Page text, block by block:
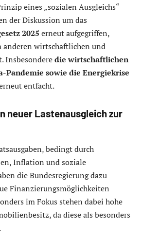
eines „sozialen Ausgleichs“
der Diskussion um das
2025 erneut aufgegriffen,
wirtschaftlichen und
Insbesonderedie wirtschaftlichen
Pandemie sowie die Energiekrise
entfacht.
neuer Lastenausgleich zur
bedingt durch
Inflation und soziale
die Bundesregierung dazu
Finanzierungsmöglichkeiten
im Fokus stehen dabei hohe
da diese als besonders